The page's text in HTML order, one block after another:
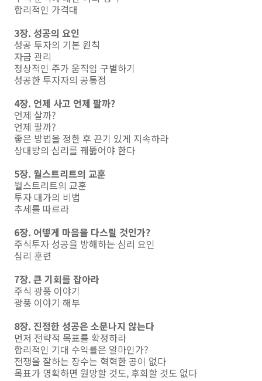
합리적인 가격대
3장. 성공의 요인
성공 투자의 기본 원칙
자금 관리
정상적인 주가 움직임 구별하기
성공한 투자자의 공통점
4장. 언제 사고 언제 팔까?
언제 살까?
언제 팔까?
좋은 방법을 정한 후 끈기 있게 지속하라
상대방의 심리를 꿰뚫어야 한다
5장. 월스트리트의 교훈
월스트리트의 교훈
투자 대가의 비법
추세를 따르라
6장. 어떻게 마음을 다스릴 것인가?
주식투자 성공을 방해하는 심리 요인
심리 훈련
7장. 큰 기회를 잡아라
주식 광풍 이야기
광풍 이야기 해부
8장. 진정한 성공은 소문나지 않는다
먼저 전략적 목표를 확정하라
합리적인 기대 수익률은 얼마인가?
전쟁을 잘하는 장수는 혁혁한 공이 없다
목표가 명확하면 원망할 것도, 후회할 것도 없다